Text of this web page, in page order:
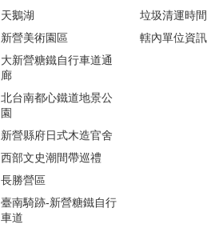
天鵝湖
新營美術園區
大新營糖鐵自行車道通
廊
北台南都心鐵道地景公
園
新營縣府日式木造官舍
西部文史潮間帶巡禮
長勝營區
臺南騎跡-新營糖鐵自行
車道
垃圾清運時間
轄內單位資訊